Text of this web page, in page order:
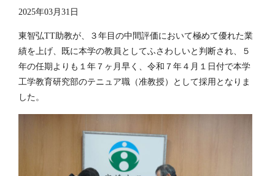
2025年03月31日
東智弘TT助教が、３年目の中間評価において極めて優れた業
績を上げ、既に本学の教員としてふさわしいと判断され、５
年の任期よりも１年７ヶ月早く、令和７年４月１日付で本学
工学教育研究部のテニュア職（准教授）として採用となりま
した。